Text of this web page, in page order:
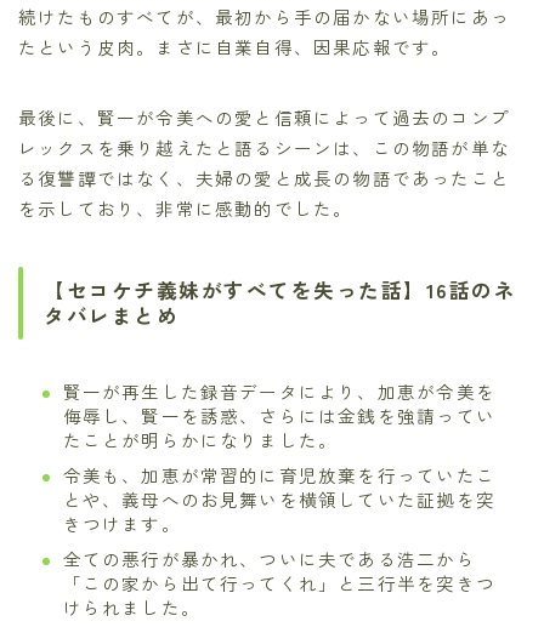
続けたものすべてが、最初から手の届かない場所にあっ
たという皮肉。まさに自業自得、因果応報です。
最後に、賢一が令美への愛と信頼によって過去のコンプ
レックスを乗り越えたと語るシーンは、この物語が単な
る復讐譚ではなく、夫婦の愛と成長の物語であったこと
を示しており、非常に感動的でした。
【セコケチ義妹がすべてを失った話】16話のネ
タバレまとめ
賢一が再生した録音データにより、加恵が令美を
侮辱し、賢一を誘惑、さらには金銭を強請ってい
たことが明らかになりました。
令美も、加恵が常習的に育児放棄を行っていたこ
とや、義母へのお見舞いを横領していた証拠を突
きつけます。
全ての悪行が暴かれ、ついに夫である浩二から
「この家から出て行ってくれ」と三行半を突きつ
けられました。